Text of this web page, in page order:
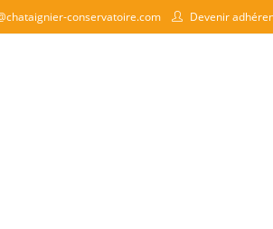
conservatoire.com Devenir